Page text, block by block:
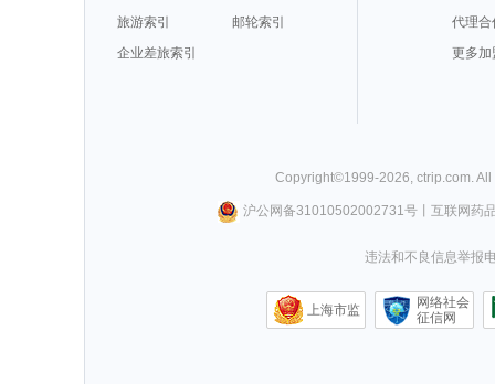
旅游索引
邮轮索引
企业差旅索引
代理合
更多加
Copyright©1999-2026 ctrip.com .
沪公网备31010502002731号丨 互联网药
违法和不良信息举报
上海市监
网络社会
征信网